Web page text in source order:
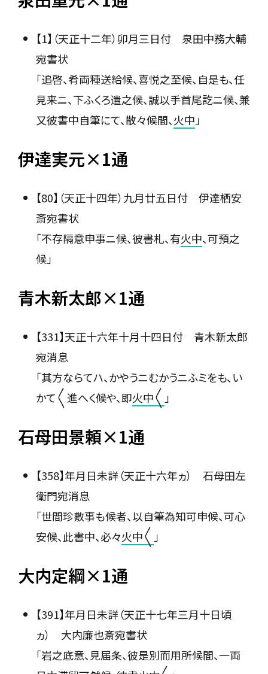
【1】（天正十二年）卯月三日付 泉田中務大輔
宛書状
「追啓、肴両種送給候、喜悦之至候、自是も、任
見来ニ、下ふくろ遣之候、誠以手首尾訖ニ候、兼
又彼書中自筆にて、散々候間、火中」
伊達実元×1通
【80】（天正十四年）九月廿五日付 伊達栖安
斎宛書状
「不存隔意申事ニ候、彼書札、有火中、可預之
候」
青木新太郎×1通
【331】天正十六年十月十四日付 青木新太郎
宛消息
「其方ならてハ、かやうニむかうニふミをも、い
かて〳〵進へく候や、即火中〳〵 」
石母田景頼×1通
【358】年月日未詳（天正十六年ヵ） 石母田左
衛門宛消息
「世間珍敷事も候者、以自筆為知可申候、可心
安候、此書中、必々火中〳〵 」
大内定綱×1通
【391】年月日未詳（天正十七年三月十日頃
ヵ） 大内廉也斎宛書状
「岩之底意、見届条、彼是別而用所候間、一両